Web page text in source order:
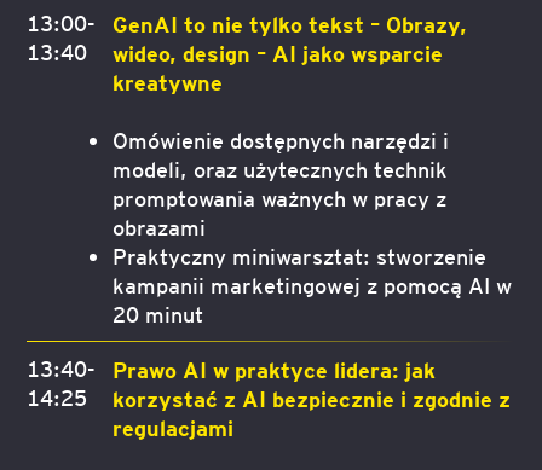
13:00-
13:40
GenAI to nie tylko tekst – Obrazy,
wideo, design – AI jako wsparcie
kreatywne
Omówienie dostępnych narzędzi i
modeli, oraz użytecznych technik
promptowania ważnych w pracy z
obrazami
Praktyczny miniwarsztat: stworzenie
kampanii marketingowej z pomocą AI w
20 minut
13:40-
14:25
Prawo AI w praktyce lidera: jak
korzystać z AI bezpiecznie i zgodnie z
regulacjami